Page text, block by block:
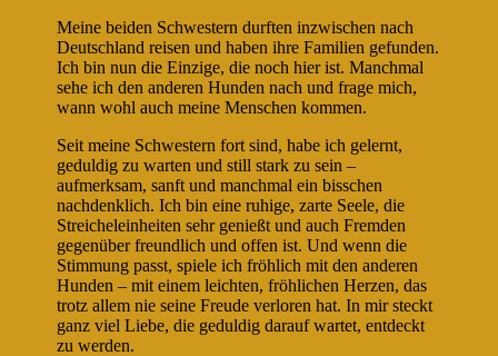
Meine beiden Schwestern durften inzwischen nach
Deutschland reisen und haben ihre Familien gefunden.
Ich bin nun die Einzige, die noch hier ist. Manchmal
sehe ich den anderen Hunden nach und frage mich,
wann wohl auch meine Menschen kommen.
Seit meine Schwestern fort sind, habe ich gelernt,
geduldig zu warten und still stark zu sein –
aufmerksam, sanft und manchmal ein bisschen
nachdenklich. Ich bin eine ruhige, zarte Seele, die
Streicheleinheiten sehr genießt und auch Fremden
gegenüber freundlich und offen ist. Und wenn die
Stimmung passt, spiele ich fröhlich mit den anderen
Hunden – mit einem leichten, fröhlichen Herzen, das
trotz allem nie seine Freude verloren hat. In mir steckt
ganz viel Liebe, die geduldig darauf wartet, entdeckt
zu werden.